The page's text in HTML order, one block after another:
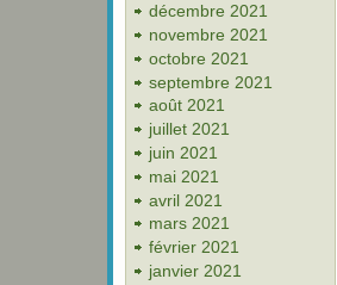
décembre 2021
novembre 2021
octobre 2021
septembre 2021
août 2021
juillet 2021
juin 2021
mai 2021
avril 2021
mars 2021
février 2021
janvier 2021